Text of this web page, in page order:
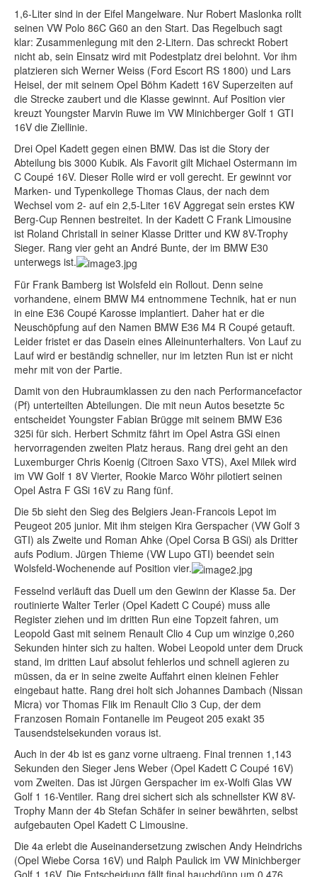
1,6-Liter sind in der Eifel Mangelware. Nur Robert Maslonka rollt
seinen VW Polo 86C G60 an den Start. Das Regelbuch sagt
klar: Zusammenlegung mit den 2-Litern. Das schreckt Robert
nicht ab, sein Einsatz wird mit Podestplatz drei belohnt. Vor ihm
platzieren sich Werner Weiss (Ford Escort RS 1800) und Lars
Heisel, der mit seinem Opel Böhm Kadett 16V Superzeiten auf
die Strecke zaubert und die Klasse gewinnt. Auf Position vier
kreuzt Youngster Marvin Ruwe im VW Minichberger Golf 1 GTI
16V die Ziellinie.
Drei Opel Kadett gegen einen BMW. Das ist die Story der
Abteilung bis 3000 Kubik. Als Favorit gilt Michael Ostermann im
C Coupé 16V. Dieser Rolle wird er voll gerecht. Er gewinnt vor
Marken- und Typenkollege Thomas Claus, der nach dem
Wechsel vom 2- auf ein 2,5-Liter 16V Aggregat sein erstes KW
Berg-Cup Rennen bestreitet. In der Kadett C Frank Limousine
ist Roland Christall in seiner Klasse Dritter und KW 8V-Trophy
Sieger. Rang vier geht an André Bunte, der im BMW E30
unterwegs ist.
Für Frank Bamberg ist Wolsfeld ein Rollout. Denn seine
vorhandene, einem BMW M4 entnommene Technik, hat er nun
in eine E36 Coupé Karosse implantiert. Daher hat er die
Neuschöpfung auf den Namen BMW E36 M4 R Coupé getauft.
Leider fristet er das Dasein eines Alleinunterhalters. Von Lauf zu
Lauf wird er beständig schneller, nur im letzten Run ist er nicht
mehr mit von der Partie.
Damit von den Hubraumklassen zu den nach Performancefactor
(Pf) unterteilten Abteilungen. Die mit neun Autos besetzte 5c
entscheidet Youngster Fabian Brügge mit seinem BMW E36
325i für sich. Herbert Schmitz fährt im Opel Astra GSi einen
hervorragenden zweiten Platz heraus. Rang drei geht an den
Luxemburger Chris Koenig (Citroen Saxo VTS), Axel Milek wird
im VW Golf 1 8V Vierter, Rookie Marco Wöhr pilotiert seinen
Opel Astra F GSi 16V zu Rang fünf.
Die 5b sieht den Sieg des Belgiers Jean-Francois Lepot im
Peugeot 205 junior. Mit ihm steigen Kira Gerspacher (VW Golf 3
GTI) als Zweite und Roman Ahke (Opel Corsa B GSi) als Dritter
aufs Podium. Jürgen Thieme (VW Lupo GTI) beendet sein
Wolsfeld-Wochenende auf Position vier.
Fesselnd verläuft das Duell um den Gewinn der Klasse 5a. Der
routinierte Walter Terler (Opel Kadett C Coupé) muss alle
Register ziehen und im dritten Run eine Topzeit fahren, um
Leopold Gast mit seinem Renault Clio 4 Cup um winzige 0,260
Sekunden hinter sich zu halten. Wobei Leopold unter dem Druck
stand, im dritten Lauf absolut fehlerlos und schnell agieren zu
müssen, da er in seine zweite Auffahrt einen kleinen Fehler
eingebaut hatte. Rang drei holt sich Johannes Dambach (Nissan
Micra) vor Thomas Flik im Renault Clio 3 Cup, der dem
Franzosen Romain Fontanelle im Peugeot 205 exakt 35
Tausendstelsekunden voraus ist.
Auch in der 4b ist es ganz vorne ultraeng. Final trennen 1,143
Sekunden den Sieger Jens Weber (Opel Kadett C Coupé 16V)
vom Zweiten. Das ist Jürgen Gerspacher im ex-Wolfi Glas VW
Golf 1 16-Ventiler. Rang drei sichert sich als schnellster KW 8V-
Trophy Mann der 4b Stefan Schäfer in seiner bewährten, selbst
aufgebauten Opel Kadett C Limousine.
Die 4a erlebt die Auseinandersetzung zwischen Andy Heindrichs
(Opel Wiebe Corsa 16V) und Ralph Paulick im VW Minichberger